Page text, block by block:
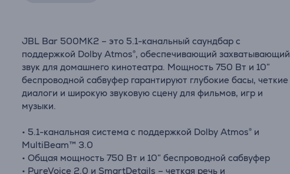
JBL Bar 500MK2 – это 5.1-канальный саундбар с
поддержкой Dolby Atmos®, обеспечивающий захватывающий
звук для домашнего кинотеатра. Мощность 750 Вт и 10″
беспроводной сабвуфер гарантируют глубокие басы, четкие
диалоги и широкую звуковую сцену для фильмов, игр и
музыки.
• 5.1-канальная система с поддержкой Dolby Atmos® и
MultiBeam™ 3.0
• Общая мощность 750 Вт и 10″ беспроводной сабвуфер
• PureVoice 2.0 и SmartDetails – четкая речь и